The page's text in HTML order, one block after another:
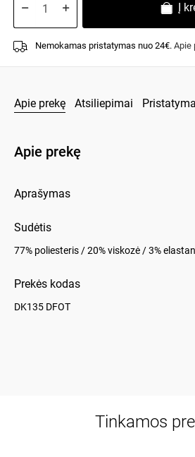
Į
Nemokamas pristatymas nuo 24€. Apie
Apie prekę Atsiliepimai
Apie prekę
Aprašymas
Sudėtis
77% poliesteris / 20% viskozė / 3%
Prekės kodas
DK135 DFOT
Tinkamos